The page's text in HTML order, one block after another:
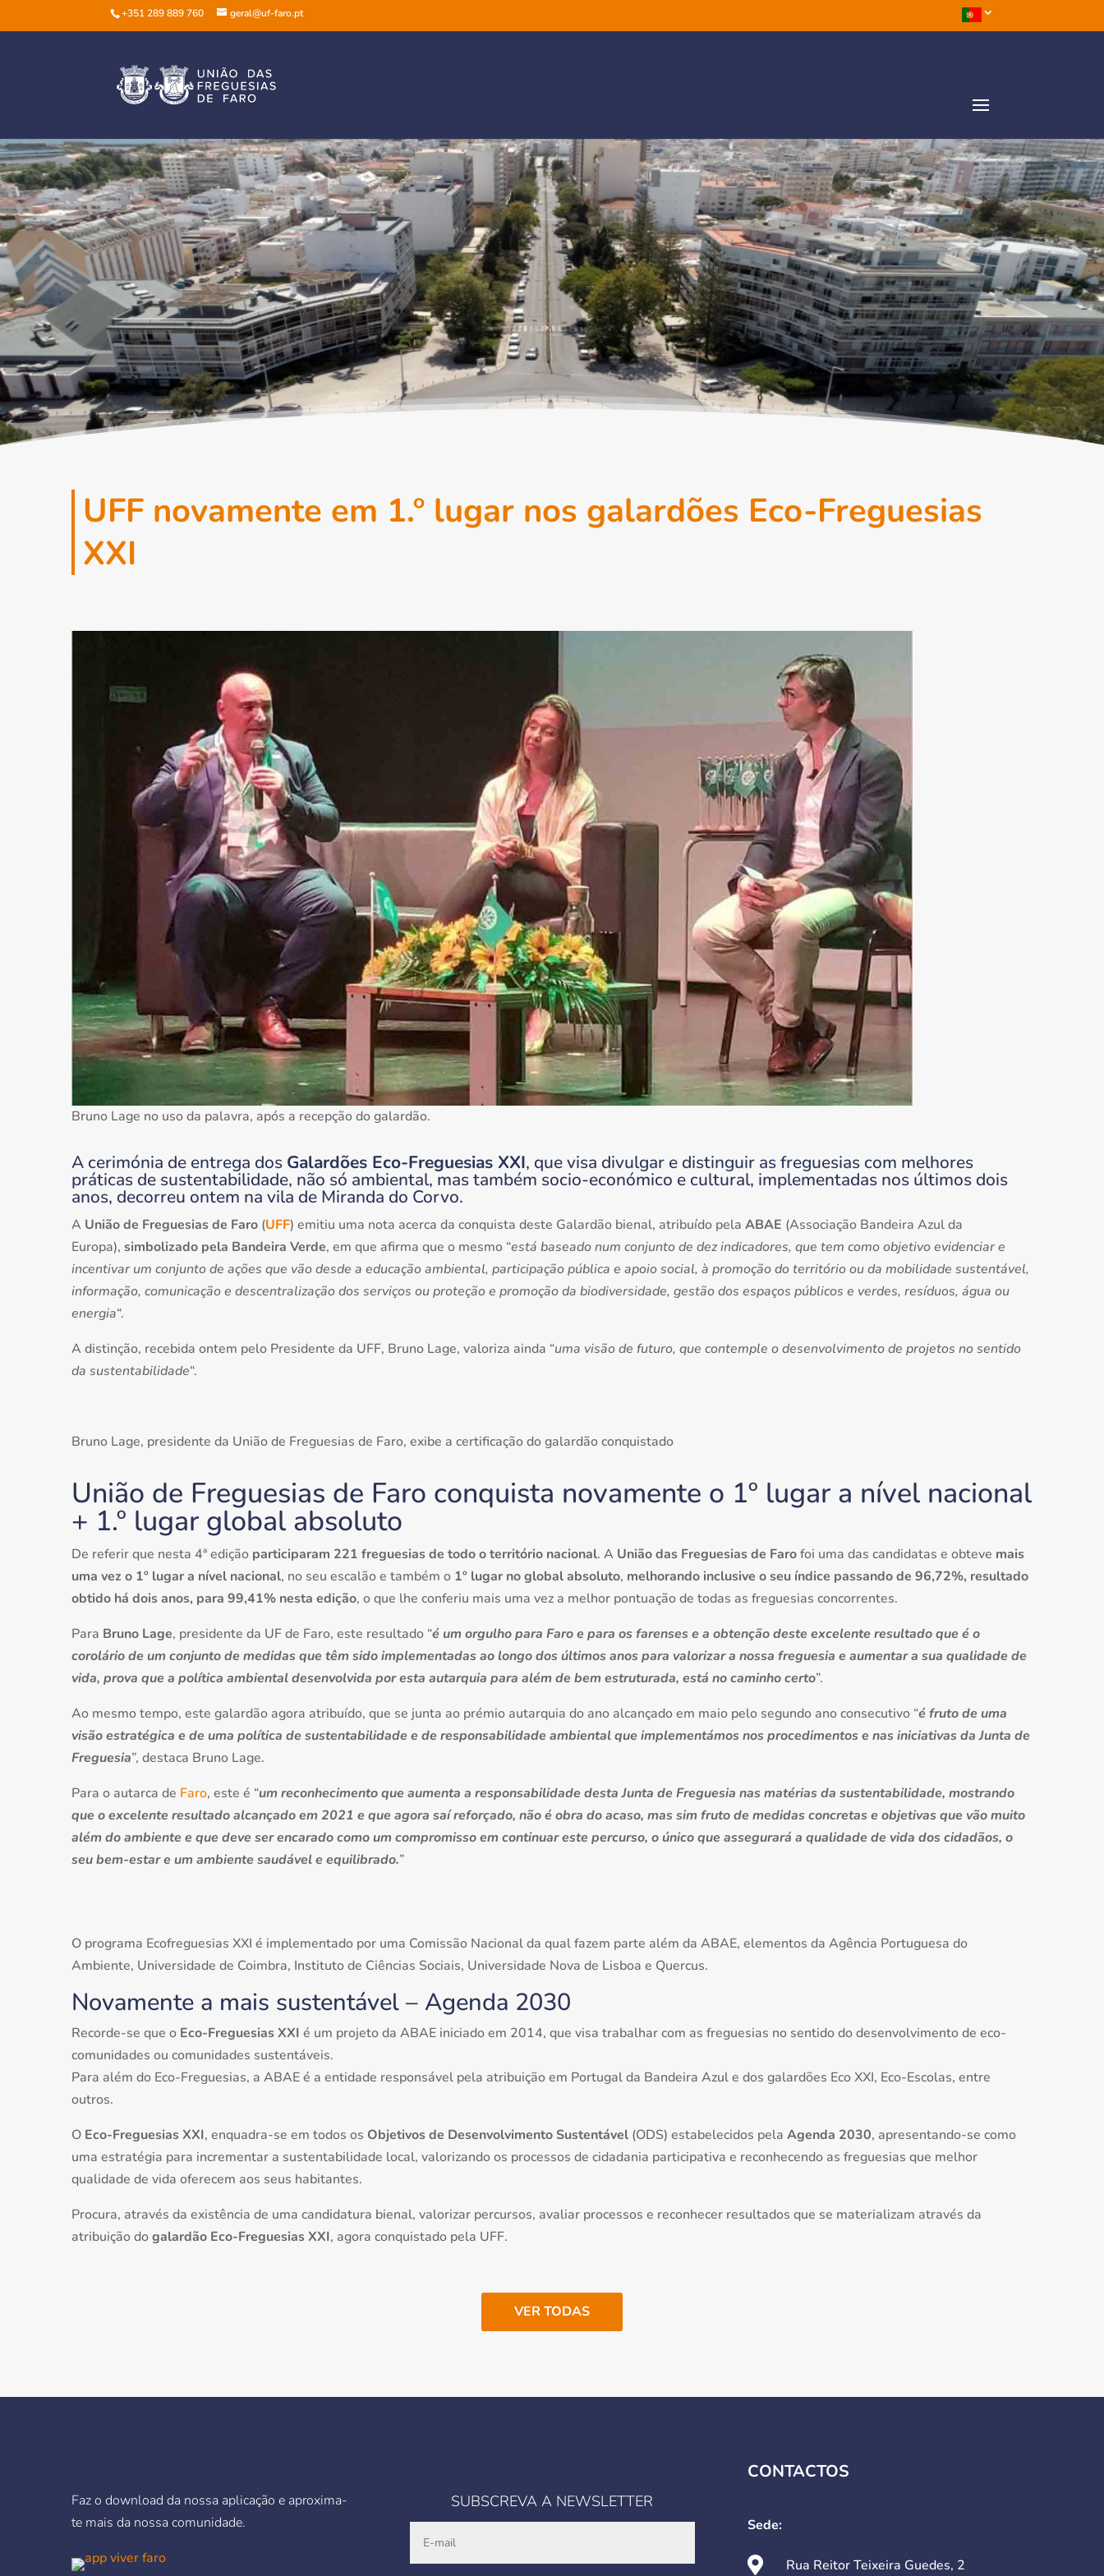
+351 289 889 760 geral@uf-faro.pt
UFF novamente em 1.º lugar nos galardões Eco-Freguesias
XXI
Bruno Lage no uso da palavra, após a recepção do galardão.
A cerimónia de entrega dos Galardões Eco-Freguesias XXI, que visa divulgar e distinguir as freguesias com melhores
práticas de sustentabilidade, não só ambiental, mas também socio-económico e cultural, implementadas nos últimos dois
anos, decorreu ontem na vila de Miranda do Corvo.
A União de Freguesias de Faro (UFF) emitiu uma nota acerca da conquista deste Galardão bienal, atribuído pela ABAE (Associação Bandeira Azul da
Europa), simbolizado pela Bandeira Verde, em que afirma que o mesmo “está baseado num conjunto de dez indicadores, que tem como objetivo evidenciar e
incentivar um conjunto de ações que vão desde a educação ambiental, participação pública e apoio social, à promoção do território ou da mobilidade sustentável,
informação, comunicação e descentralização dos serviços ou proteção e promoção da biodiversidade, gestão dos espaços públicos e verdes, resíduos, água ou
energia“.
A distinção, recebida ontem pelo Presidente da UFF, Bruno Lage, valoriza ainda “uma visão de futuro, que contemple o desenvolvimento de projetos no sentido
da sustentabilidade“.
Bruno Lage, presidente da União de Freguesias de Faro, exibe a certificação do galardão conquistado
União de Freguesias de Faro conquista novamente o 1º lugar a nível nacional
+ 1.º lugar global absoluto
De referir que nesta 4ª edição participaram 221 freguesias de todo o território nacional. A União das Freguesias de Farofoi uma das candidatas e obteve mais
uma vez o 1º lugar a nível nacional, no seu escalão e também o 1º lugar no global absoluto, melhorando inclusive o seu índice passando de 96,72%, resultado
obtido há dois anos, para 99,41% nesta edição, o que lhe conferiu mais uma vez a melhor pontuação de todas as freguesias concorrentes.
Para Bruno Lage, presidente da UF de Faro, este resultado “é um orgulho para Faro e para os farenses e a obtenção deste excelente resultado que é o
corolário de um conjunto de medidas que têm sido implementadas ao longo dos últimos anos para valorizar a nossa freguesia e aumentar a sua qualidade de
vida, prova que a política ambiental desenvolvida por esta autarquia para além de bem estruturada, está no caminho certo”.
Ao mesmo tempo, este galardão agora atribuído, que se junta ao prémio autarquia do ano alcançado em maio pelo segundo ano consecutivo “é fruto de uma
visão estratégica e de uma política de sustentabilidade e de responsabilidade ambiental que implementámos nos procedimentos e nas iniciativas da Junta de
Freguesia”, destaca Bruno Lage.
Para o autarca de Faro, este é “um reconhecimento que aumenta a responsabilidade desta Junta de Freguesia nas matérias da sustentabilidade, mostrando
que o excelente resultado alcançado em 2021 e que agora saí reforçado, não é obra do acaso, mas sim fruto de medidas concretas e objetivas que vão muito
além do ambiente e que deve ser encarado como um compromisso em continuar este percurso, o único que assegurará a qualidade de vida dos cidadãos, o
seu bem-estar e um ambiente saudável e equilibrado.”
O programa Ecofreguesias XXI é implementado por uma Comissão Nacional da qual fazem parte além da ABAE, elementos da Agência Portuguesa do
Ambiente, Universidade de Coimbra, Instituto de Ciências Sociais, Universidade Nova de Lisboa e Quercus.
Novamente a mais sustentável – Agenda 2030
Recorde-se que o Eco-Freguesias XXI é um projeto da ABAE iniciado em 2014, que visa trabalhar com as freguesias no sentido do desenvolvimento de eco-
comunidades ou comunidades sustentáveis.
Para além do Eco-Freguesias, a ABAE é a entidade responsável pela atribuição em Portugal da Bandeira Azul e dos galardões Eco XXI, Eco-Escolas, entre
outros.
O Eco-Freguesias XXI, enquadra-se em todos os Objetivos de Desenvolvimento Sustentável (ODS) estabelecidos pela Agenda 2030, apresentando-se como
uma estratégia para incrementar a sustentabilidade local, valorizando os processos de cidadania participativa e reconhecendo as freguesias que melhor
qualidade de vida oferecem aos seus habitantes.
Procura, através da existência de uma candidatura bienal, valorizar percursos, avaliar processos e reconhecer resultados que se materializam através da
atribuição dogalardão Eco-Freguesias XXI, agora conquistado pela UFF.
VER TODAS
Faz o download da nossa aplicação e aproxima-
te mais da nossa comunidade.
SUBSCREVA A NEWSLETTER
CONTACTOS
Sede:
 Rua Reitor Teixeira Guedes, 2